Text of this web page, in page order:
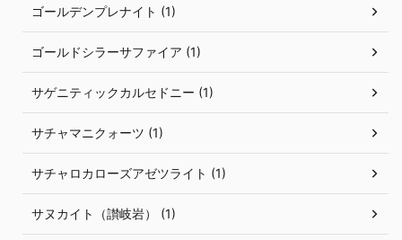
ゴールデンプレナイト (1)
ゴールドシラーサファイア (1)
サゲニティックカルセドニー (1)
サチャマニクォーツ (1)
サチャロカローズアゼツライト (1)
サヌカイト（讃岐岩） (1)